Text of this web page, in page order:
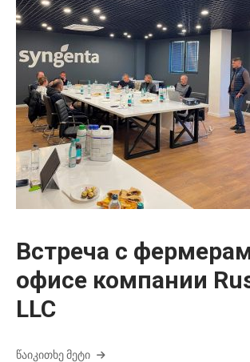
Встреча с
офисе компании
LLC
ᲬᲐᲘᲙᲘᲗᲮᲔ ᲛᲔᲢᲘ